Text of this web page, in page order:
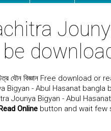
যৌন বিজ্ঞান Free download or
Bigyan - Abul Hasanat
Jounya Bigyan - Abul
Online button and wait few